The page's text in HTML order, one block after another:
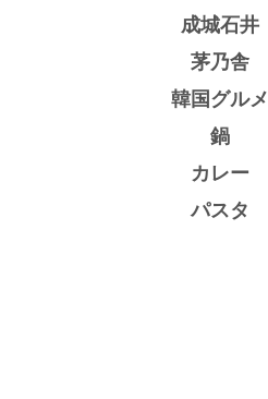
成城石井
茅乃舎
韓国グルメ
鍋
カレー
パスタ